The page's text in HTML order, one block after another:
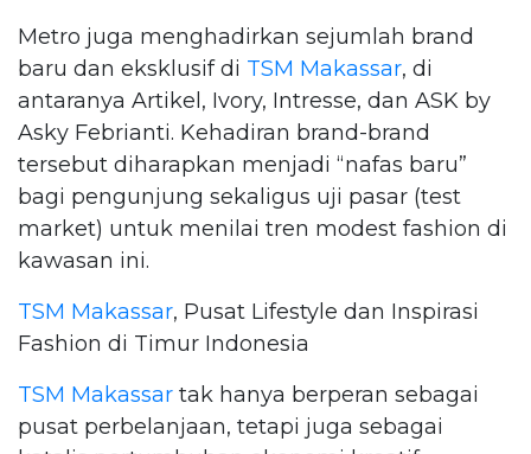
Metro juga menghadirkan sejumlah brand
baru dan eksklusif di TSM Makassar, di
antaranya Artikel, Ivory, Intresse, dan ASK by
Asky Febrianti. Kehadiran brand-brand
tersebut diharapkan menjadi “nafas baru”
bagi pengunjung sekaligus uji pasar (test
market) untuk menilai tren modest fashion di
kawasan ini.
TSM Makassar, Pusat Lifestyle dan Inspirasi
Fashion di Timur Indonesia
TSM Makassar tak hanya berperan sebagai
pusat perbelanjaan, tetapi juga sebagai